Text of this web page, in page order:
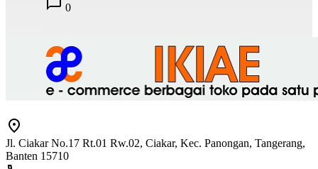
0
Jl. Ciakar No.17 Rt.01 Rw.02, Ciakar, Kec. Panongan, Tangerang,
Banten 15710